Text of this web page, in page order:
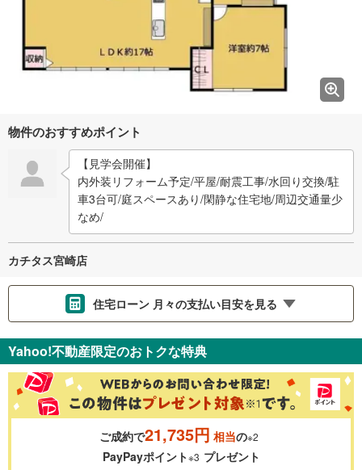
物件のおすすめポイント
【見学会開催】
内外装リフォーム予定/平屋/耐震工事/水回り交換/駐
車3台可/庭スペースあり/閑静な住宅地/周辺交通量少
なめ/
カチタス宮崎店
住宅ローン 月々の支払い目安を見る
金利 ％
0.01%
Yahoo!不動産限定のおトクな特典
ご成約で21,735円 相当の※2
PayPayポイント※3 プレゼント